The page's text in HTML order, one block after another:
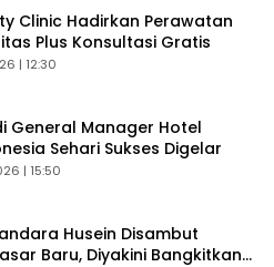
Clinic Hadirkan Perawatan
Plus Konsultasi Gratis
| 12:30
General Manager Hotel
Sehari Sukses Digelar
| 15:50
Husein Disambut
Baru, Diyakini Bangkitkan